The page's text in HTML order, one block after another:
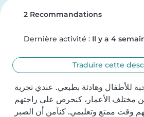
2 Recommandations
Dernière activité : Il y a 4
Traduire cette